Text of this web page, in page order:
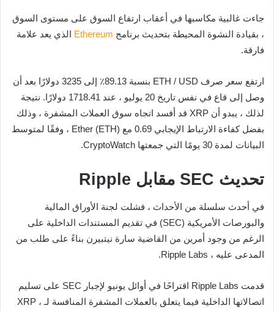
جاءت غالبية مكاسبها في أعقاب ارتفاع السوق على مستوى السوق
، بقيادة النشوة المحيطة بتحديث برنامج Ethereum الذي يعد علامة
فارقة.
ارتفع سعر صرف ETH / USD بنسبة 89.13٪ إلى 3235 دولارًا بعد أن
وصل إلى قاع في نفس تاريخ 20 يوليو ، عند 1718.41 دولارًا. نتيجة
لذلك ، يبدو أن XRP قد أفسد اتجاه سوق العملات المشفرة ، وذلك
بفضل كفاءة الارتباط الإيجابي 0.69 مع Ether (ETH) ، وفقًا لمتوسط
​​البيانات لمدة 30 يومًا التي جمعتها CryptoWatch.
تحديث SEC مقابل Ripple
في أحدث سلسلة من الأحداث ، فشلت لجنة الأوراق المالية
والبورصات الأمريكية (SEC) في تقديم المستندات الداخلية على
الرغم من وجود أمرين من القاضية سارة نيتبيرن بناءً على طلب من
المدعى عليه ، Ripple Labs.
قدمت Ripple Labs اقتراحًا في أوائل يونيو لإجبار SEC على تسليم
اتصالاتها الداخلية فيما يتعلق بالعملات المشفرة المنافسة لـ XRP ،